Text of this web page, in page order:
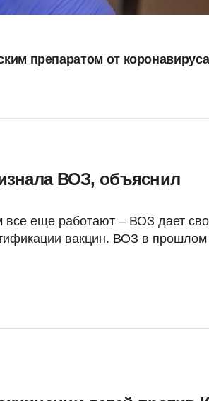
препаратом от коронавируса
ВОЗ, объяснил
все еще работают – ВОЗ дает
вакцин. ВОЗ в прошлом